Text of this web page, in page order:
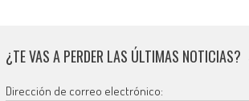
¿TE VAS A PERDER LAS ÚLTIMAS NOTICIAS?
Dirección de correo electrónico: